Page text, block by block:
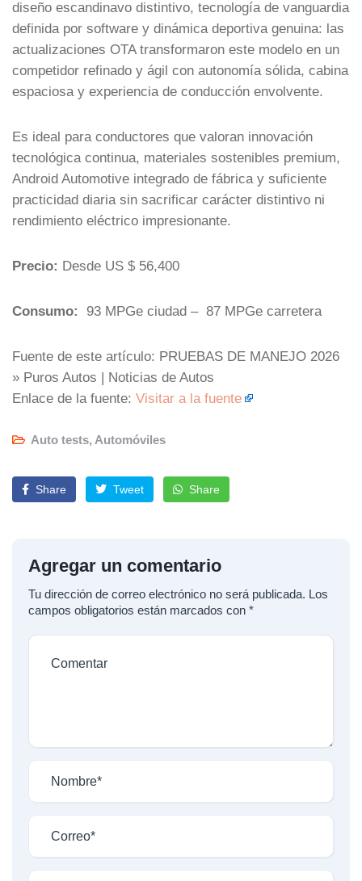
diseño escandinavo distintivo, tecnología de vanguardia
definida por software y dinámica deportiva genuina: las
actualizaciones OTA transformaron este modelo en un
competidor refinado y ágil con autonomía sólida, cabina
espaciosa y experiencia de conducción envolvente.
Es ideal para conductores que valoran innovación
tecnológica continua, materiales sostenibles premium,
Android Automotive integrado de fábrica y suficiente
practicidad diaria sin sacrificar carácter distintivo ni
rendimiento eléctrico impresionante.
Precio: Desde US $ 56,400
Consumo: 93 MPGe ciudad – 87 MPGe carretera
Fuente de este artículo: PRUEBAS DE MANEJO 2026
» Puros Autos | Noticias de Autos
Enlace de la fuente: Visitar a la fuente
Auto tests, Automóviles
Share Tweet Share
Agregar un comentario
Tu dirección de correo electrónico no será publicada. Los
campos obligatorios están marcados con *